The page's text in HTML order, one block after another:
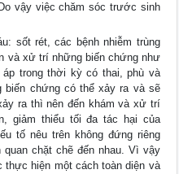
vậy việc chăm sóc trước sinh
sốt rét, các bệnh nhiễm trùng
và xử trí những biến chứng như
trong thời kỳ có thai, phù và
biến chứng có thể xảy ra và sẽ
ra thì nên đến khám và xử trí
giảm thiểu tối đa tác hại của
tố nêu trên không đứng riêng
chặt chẽ đến nhau. Vì vậy
hiện một cách toàn diện và